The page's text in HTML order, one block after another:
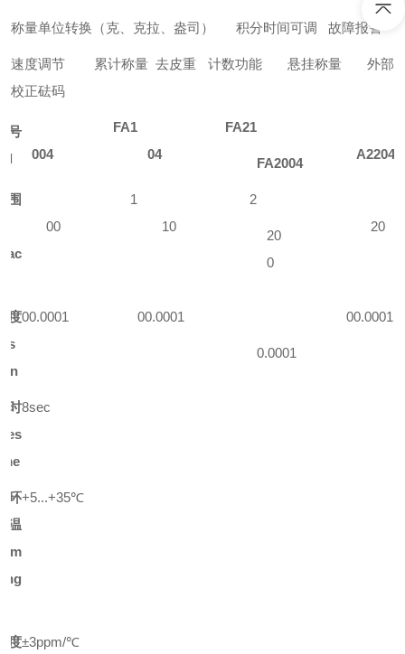
称量单位转换（克、克拉、盎司） 积分时间可调 故障报警
速度调节 累计称量 去皮重 计数功能 悬挂称量外部
校正砝码
el
FA1
004
FA21
04
FA2004
A2204
1
00
2
10
20
0
20
00.0001 00.0001
0.0001
00.0001
时
e
8sec
环+5...+35℃
度±3ppm/℃